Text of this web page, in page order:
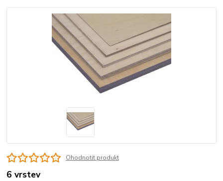
Ohodnotit produkt
6 vrstev